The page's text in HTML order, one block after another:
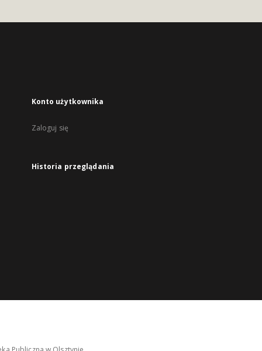
Konto użytkownika
Zaloguj się
Historia przeglądania